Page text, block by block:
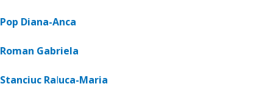
Pop Diana-Anca
Roman Gabriela
Stanciuc Raluca-Maria